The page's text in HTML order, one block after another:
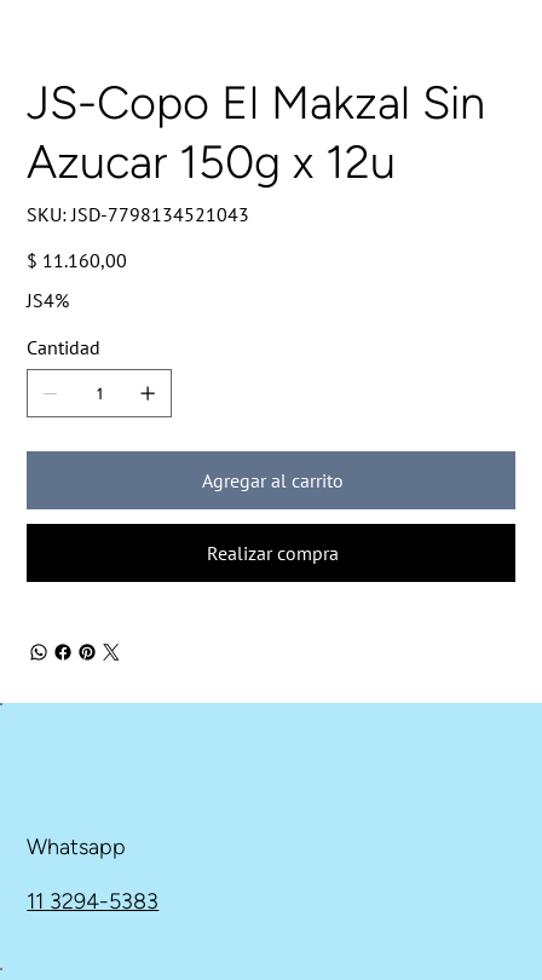
JS-Copo El Makzal Sin
Azucar 150g x 12u
SKU: SKU
JSD-
JSD-7798134521043
Precio
$ 11.160,00
JS4%
Cantidad
Agregar al carrito
Realizar compra
Whatsapp
11 3294-5383